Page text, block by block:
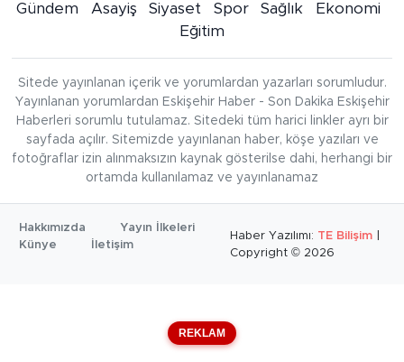
Gündem Asayiş Siyaset Spor Sağlık
Ekonomi
Eğitim
Sitede yayınlanan içerik ve yorumlardan yazarları sorumludur.
Yayınlanan yorumlardan Eskişehir Haber - Son Dakika Eskişehir
Haberleri sorumlu tutulamaz. Sitedeki tüm harici linkler ayrı bir
sayfada açılır. Sitemizde yayınlanan haber, köşe yazıları ve
fotoğraflar izin alınmaksızın kaynak gösterilse dahi, herhangi bir
ortamda kullanılamaz ve yayınlanamaz
Hakkımızda
Yayın İlkeleri
Künye
İletişim
Haber Yazılımı: TE Bilişim
Copyright © 2026
REKLAM